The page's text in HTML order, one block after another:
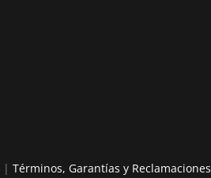
| Términos, Garantías y Reclamaciones